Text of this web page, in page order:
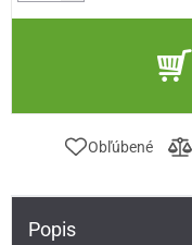
Obľúbené
Popis